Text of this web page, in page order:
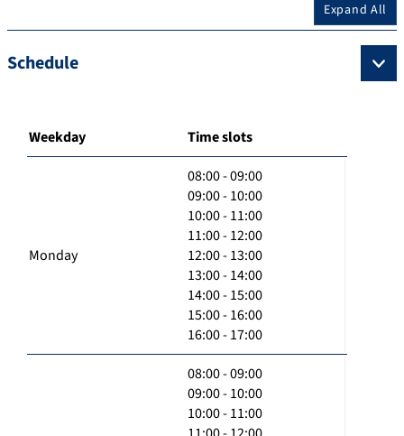
Expand All
Schedule
Weekday Time slots
Monday
08:00 - 09:00
09:00 - 10:00
10:00 - 11:00
11:00 - 12:00
12:00 - 13:00
13:00 - 14:00
14:00 - 15:00
15:00 - 16:00
16:00 - 17:00
08:00 - 09:00
09:00 - 10:00
10:00 - 11:00